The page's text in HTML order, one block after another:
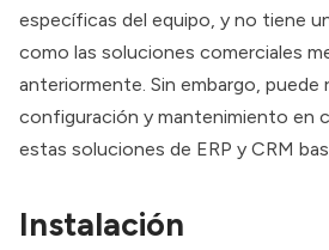
específicas del equipo, y no tiene
como las soluciones comerciales
anteriormente. Sin embargo, puede
configuración y mantenimiento en
estas soluciones de ERP y CRM
Instalación